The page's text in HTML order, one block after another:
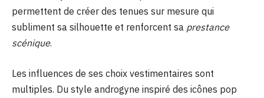
permettent de créer des tenues sur mesure qui
subliment sa silhouette et renforcent sa prestance
scénique.
Les influences de ses choix vestimentaires sont
multiples. Du style androgyne inspiré des icônes pop